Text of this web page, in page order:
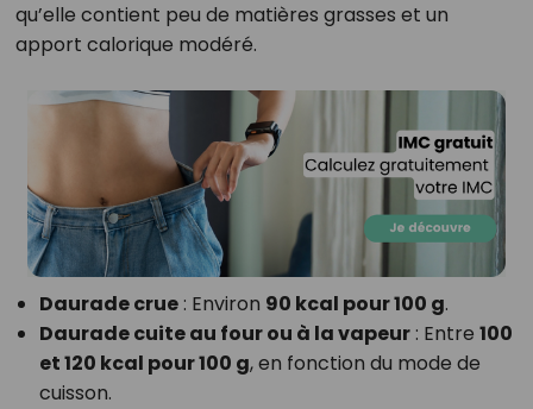
qu’elle contient peu de matières grasses et un
apport calorique modéré.
Daurade crue: Environ 90 kcal pour 100 g.
Daurade cuite au four ou à la vapeur: Entre 100
et 120 kcal pour 100 g, en fonction du mode de
cuisson.